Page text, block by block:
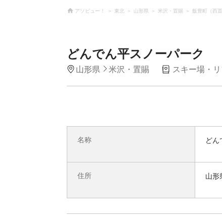
アソビュー！ 東北 山形県 米沢・置賜 飯豊町（西置
どんでん平スノーパーク
山形県 米沢・置賜 スキー場・
名称 どん
住所 山形